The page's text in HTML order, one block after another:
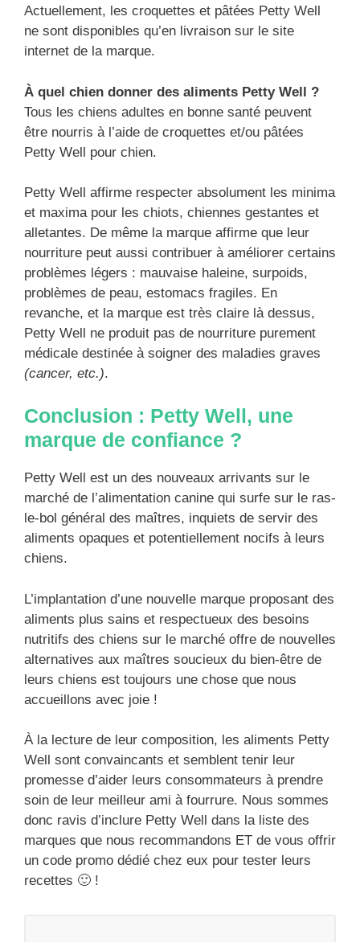
Actuellement, les croquettes et pâtées Petty Well
ne sont disponibles qu’en livraison sur le site
internet de la marque.
À quel chien donner des aliments Petty Well ?
Tous les chiens adultes en bonne santé peuvent
être nourris à l’aide de croquettes et/ou pâtées
Petty Well pour chien.
Petty Well affirme respecter absolument les minima
et maxima pour les chiots, chiennes gestantes et
alletantes. De même la marque affirme que leur
nourriture peut aussi contribuer à améliorer certains
problèmes légers : mauvaise haleine, surpoids,
problèmes de peau, estomacs fragiles. En
revanche, et la marque est très claire là dessus,
Petty Well ne produit pas de nourriture purement
médicale destinée à soigner des maladies graves
(cancer, etc.).
Conclusion : Petty Well, une
marque de confiance ?
Petty Well est un des nouveaux arrivants sur le
marché de l’alimentation canine qui surfe sur le ras-
le-bol général des maîtres, inquiets de servir des
aliments opaques et potentiellement nocifs à leurs
chiens.
L’implantation d’une nouvelle marque proposant des
aliments plus sains et respectueux des besoins
nutritifs des chiens sur le marché offre de nouvelles
alternatives aux maîtres soucieux du bien-être de
leurs chiens est toujours une chose que nous
accueillons avec joie !
À la lecture de leur composition, les aliments Petty
Well sont convaincants et semblent tenir leur
promesse d’aider leurs consommateurs à prendre
soin de leur meilleur ami à fourrure. Nous sommes
donc ravis d’inclure Petty Well dans la liste des
marques que nous recommandons ET de vous offrir
un code promo dédié chez eux pour tester leurs
recettes 🙂 !